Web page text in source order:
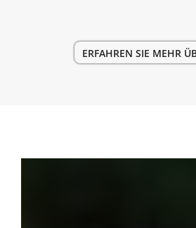
ERFAHREN SIE MEHR